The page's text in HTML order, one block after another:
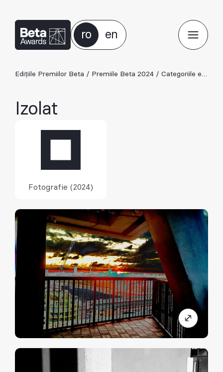
ro en
Edițiile Premiilor Beta / Premiile Beta 2024 / Categoriile ediției 2024
Izolat
Fotografie (2024)